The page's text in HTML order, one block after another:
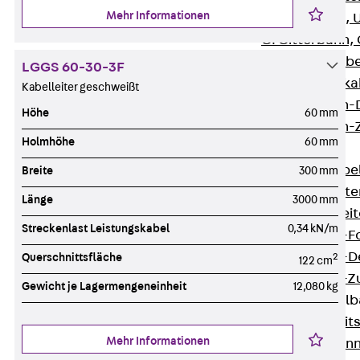
G Gitterbahn,
GI Gitterbahn,
GTD
GTDW
Gitterbahnen-
Gitterbahnen-
Kabelleitern
Zurück
LGG
LGGS
Kabelleitern-
Kabelleitern-
Kabelleitern-
Zurück
WPL
Mehr Informationen
LGGS 60-30-3F
Kabelleiter geschweißt
Höhe 60 mm
Holmhöhe 60 mm
Breite 300 mm
Länge 3000 mm
Streckenlast Leistungskabel 0,34 kN/m
Querschnittsfläche 122 cm2
Gewicht je Lagermengeneinheit 12,080 kg
Mehr Informationen